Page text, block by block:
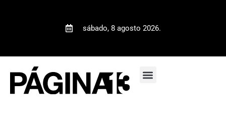
sábado, 8 agosto 2026.